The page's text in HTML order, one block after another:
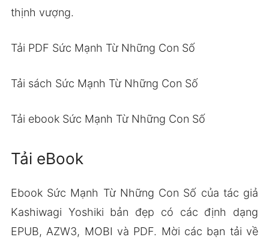
thịnh vượng.
Tải PDF Sức Mạnh Từ Những Con Số
Tải sách Sức Mạnh Từ Những Con Số
Tải ebook Sức Mạnh Từ Những Con Số
Tải eBook
Ebook Sức Mạnh Từ Những Con Số của tác giả
Kashiwagi Yoshiki bản đẹp có các định dạng
EPUB, AZW3, MOBI và PDF. Mời các bạn tải về